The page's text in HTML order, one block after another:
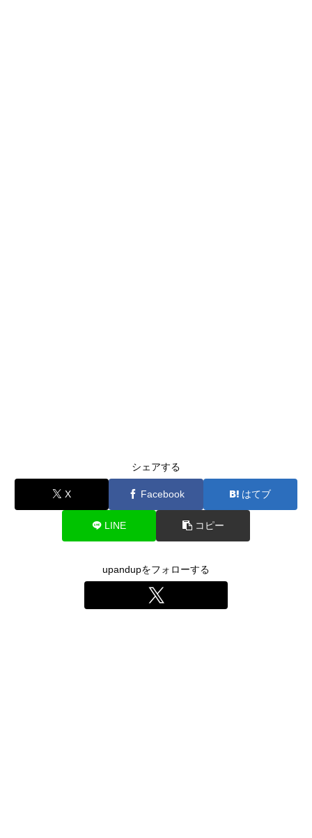
シェアする
X Facebook はてブ
LINE コピー
upandupをフォローする